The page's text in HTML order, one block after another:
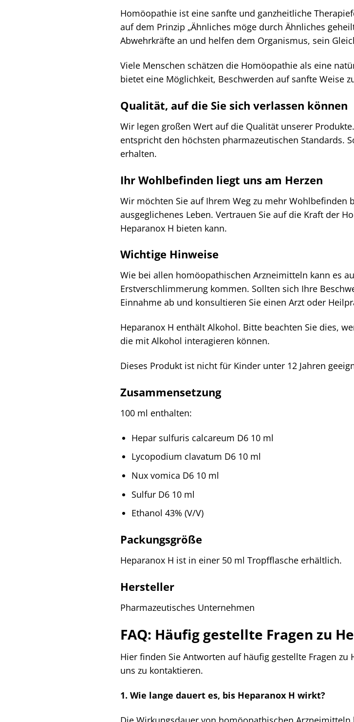
Homöopathie ist eine sanfte und ganzheitliche
auf dem Prinzip „Ähnliches möge durch Ähnliches
Abwehrkräfte an und helfen dem Organismus, sein
Viele Menschen schätzen die Homöopathie als eine
bietet eine Möglichkeit, Beschwerden auf sanfte Weise
Qualität, auf die Sie sich verlassen können
Wir legen großen Wert auf die Qualität unserer
entspricht den höchsten pharmazeutischen Standards.
erhalten.
Ihr Wohlbefinden liegt uns am Herzen
Wir möchten Sie auf Ihrem Weg zu mehr
ausgeglichenes Leben. Vertrauen Sie auf die Kraft der
Heparanox H bieten kann.
Wichtige Hinweise
Wie bei allen homöopathischen Arzneimitteln kann es
Erstverschlimmerung kommen. Sollten sich Ihre
Einnahme ab und konsultieren Sie einen Arzt oder
Heparanox H enthält Alkohol. Bitte beachten Sie dies,
die mit Alkohol interagieren können.
Dieses Produkt ist nicht für Kinder unter 12 Jahren
Zusammensetzung
100 ml enthalten:
Hepar sulfuris calcareum D6 10 ml
Lycopodium clavatum D6 10 ml
Nux vomica D6 10 ml
Sulfur D6 10 ml
Ethanol 43% (V/V)
Packungsgröße
Heparanox H ist in einer 50 ml Tropfflasche erhältlich.
Hersteller
Pharmazeutisches Unternehmen
FAQ: Häufig gestellte Fragen zu
Hier finden Sie Antworten auf häufig gestellte Fragen
uns zu kontaktieren.
1. Wie lange dauert es, bis Heparanox H wirkt?